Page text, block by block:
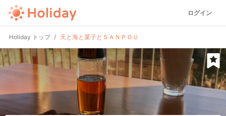
ログイン
Holiday トップ 天と海と菓子とＳＡＮＰＯＵ